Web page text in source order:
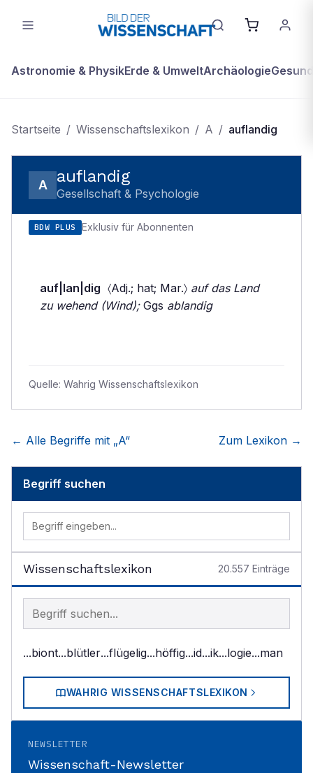
Astronomie & PhysikErde & UmweltArchäologie
Startseite / Wissenschaftslexikon / A / auflandig
A auflandig
Gesellschaft & Psychologie
BDW PLUS Exklusiv für Abonnenten
auf|lan|dig 〈Adj.; hat; Mar.〉 auf das Land
zu wehend (Wind);Ggs ablandig
Quelle: Wahrig Wissenschaftslexikon
← Alle Begriffe mit „A“ Zum Lexikon →
Begriff suchen
Wissenschaftslexikon 20.557 Einträge
Begriff im Lexikon suchen
...biont...blütler...flügelig...höffig...id...ik...logie...man
WAHRIG WISSENSCHAFTSLEXIKON
NEWSLETTER
Wissenschaft-Newsletter